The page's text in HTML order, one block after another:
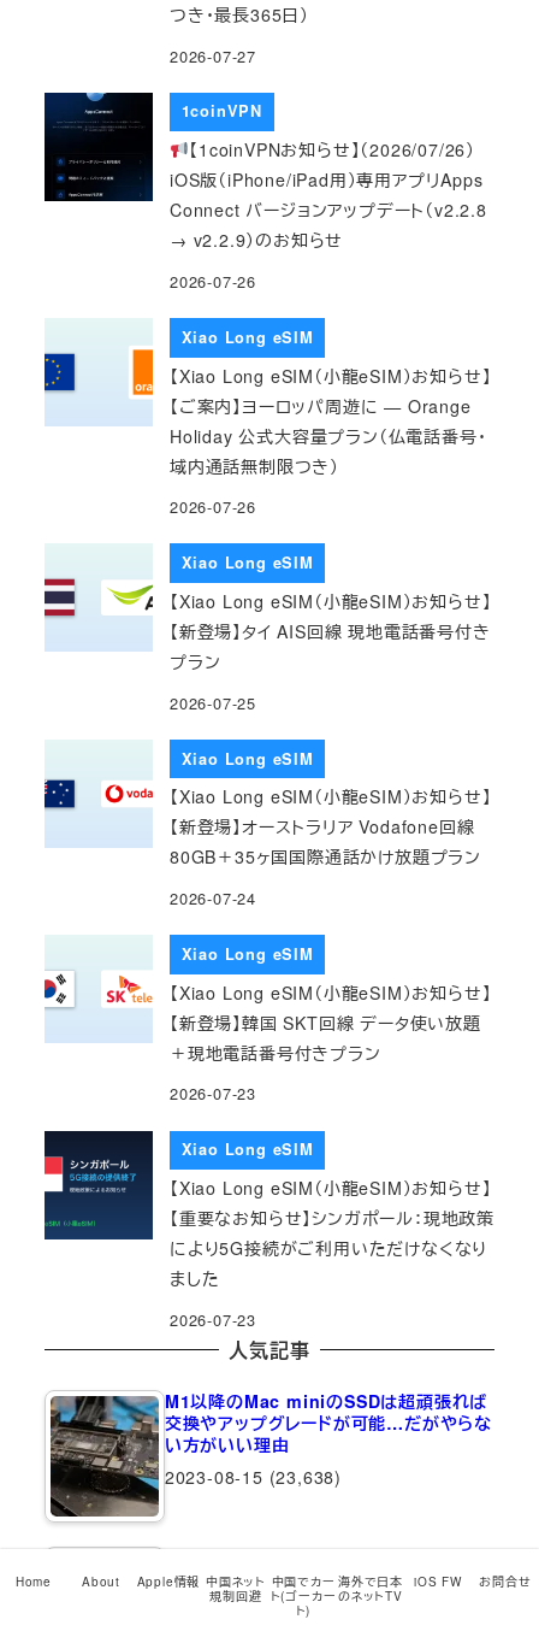
つき・最長365日）
2026-07-27
1coinVPN
【1coinVPNお知らせ】（2026/07/26）
iOS版（iPhone/iPad用）専用アプリApps
Connect バージョンアップデート（v2.2.8
→ v2.2.9）のお知らせ
2026-07-26
Xiao Long eSIM
【Xiao Long eSIM（小龍eSIM）お知らせ】
【ご案内】ヨーロッパ周遊に — Orange
Holiday 公式大容量プラン（仏電話番号・
域内通話無制限つき）
2026-07-26
Xiao Long eSIM
【Xiao Long eSIM（小龍eSIM）お知らせ】
【新登場】タイ AIS回線 現地電話番号付き
プラン
2026-07-25
Xiao Long eSIM
【Xiao Long eSIM（小龍eSIM）お知らせ】
【新登場】オーストラリア Vodafone回線
80GB＋35ヶ国国際通話かけ放題プラン
2026-07-24
Xiao Long eSIM
【Xiao Long eSIM（小龍eSIM）お知らせ】
【新登場】韓国 SKT回線 データ使い放題
＋現地電話番号付きプラン
2026-07-23
Xiao Long eSIM
【Xiao Long eSIM（小龍eSIM）お知らせ】
【重要なお知らせ】シンガポール：現地政策
により5G接続がご利用いただけなくなり
ました
2026-07-23
人気記事
M1以降のMac miniのSSDは超頑張れば
交換やアップグレードが可能…だがやらな
い方がいい理由
2023-08-15 (23,638)
2026-05-12 (18,700)
Home About Apple情報 中国ネット
規制回避
中国でカー
ト(ゴーカー
ト)
海外で日本
のネットTV
iOS FW お問合せ